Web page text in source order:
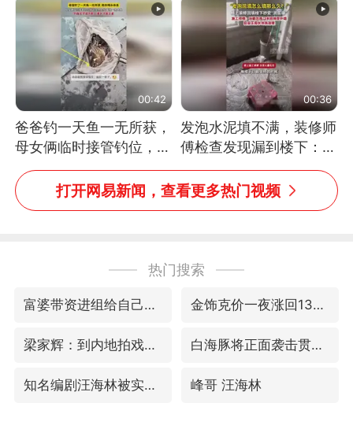
吗？”“或将成为首位考级
不带古筝的选手。”（来
源：新华每日电讯）
教！
00:42
爸爸钓一天鱼一无所获，
母女俩临时接管钓位，用
玩具鱼竿钓上大鱼
00:36
发泡水泥填不满，装修师
傅检查发现漏到楼下：出
风口未延伸到外墙
打开网易新闻，查看更多热门视频
热门搜索
富婆带资进组给自己硬加60多场吻戏 金饰克价一夜涨回1300元
梁家辉：到内地拍戏不是北上是回归 白海豚将正面袭击贯穿浙江
知名编剧汪海林被实名举报偷税漏税 峰哥 汪海林